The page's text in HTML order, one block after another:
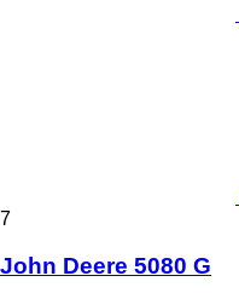
7
John Deere 5080 G